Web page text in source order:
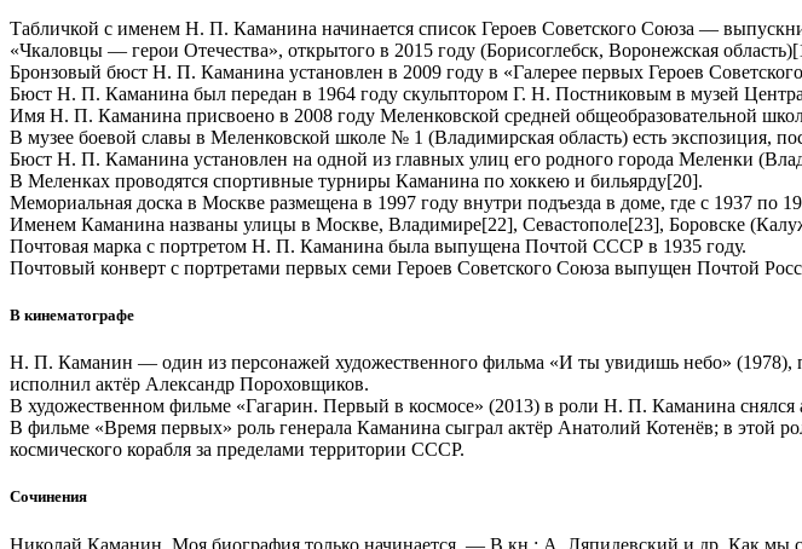
Табличкой с именем Н. П. Каманина начинается список Героев Советского Союза —
«Чкаловцы — герои Отечества», открытого в 2015 году (Борисоглебск, Воронежская
Бронзовый бюст Н. П. Каманина установлен в 2009 году в «Галерее первых Героев
Бюст Н. П. Каманина был передан в 1964 году скульптором Г. Н. Постниковым в музей
Имя Н. П. Каманина присвоено в 2008 году Меленковской средней общеобразовательной
В музее боевой славы в Меленковской школе № 1 (Владимирская область) есть экспозиция,
Бюст Н. П. Каманина установлен на одной из главных улиц его родного города Меленки
В Меленках проводятся спортивные турниры Каманина по хоккею и бильярду[20].
Мемориальная доска в Москве размещена в 1997 году внутри подъезда в доме, где с 1937
Именем Каманина названы улицы в Москве, Владимире[22], Севастополе[23], Боровске
Почтовая марка с портретом Н. П. Каманина была выпущена Почтой СССР в 1935 году.
Почтовый конверт с портретами первых семи Героев Советского Союза выпущен Почтой
В кинематографе
Н. П. Каманин — один из персонажей художественного фильма «И ты увидишь небо» (1978),
исполнил актёр Александр Пороховщиков.
В художественном фильме «Гагарин. Первый в космосе» (2013) в роли Н. П. Каманина снялся
В фильме «Время первых» роль генерала Каманина сыграл актёр Анатолий Котенёв; в этой
космического корабля за пределами территории СССР.
Сочинения
Николай Каманин. Моя биография только начинается. — В кн.: А. Ляпидевский и др. Как